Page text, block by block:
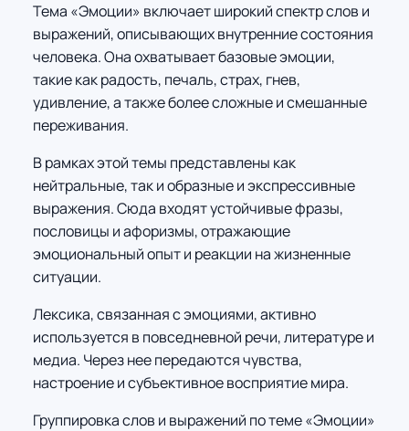
Тема «Эмоции» включает широкий спектр слов и
выражений, описывающих внутренние состояния
человека. Она охватывает базовые эмоции,
такие как радость, печаль, страх, гнев,
удивление, а также более сложные и смешанные
переживания.
В рамках этой темы представлены как
нейтральные, так и образные и экспрессивные
выражения. Сюда входят устойчивые фразы,
пословицы и афоризмы, отражающие
эмоциональный опыт и реакции на жизненные
ситуации.
Лексика, связанная с эмоциями, активно
используется в повседневной речи, литературе и
медиа. Через нее передаются чувства,
настроение и субъективное восприятие мира.
Группировка слов и выражений по теме «Эмоции»